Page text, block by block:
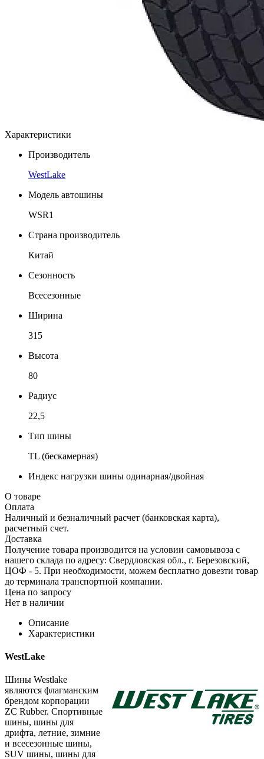
Характеристики
Производитель
WestLake
Модель автошины
WSR1
Страна производитель
Китай
Сезонность
Всесезонные
Ширина
315
Высота
80
Радиус
22,5
Тип шины
TL (бескамерная)
Индекс нагрузки шины одинарная/двойная
О товаре
Оплата
Наличный и безналичный расчет (банковская карта),
расчетный счет.
Доставка
Получение товара производится на условии самовывоза с
нашего склада по адресу: Свердловская обл., г. Березовский,
ЦОФ - 5. При необходимости, можем бесплатно довезти товар
до терминала транспортной компании.
Цена по запросу
Нет в наличии
Описание
Характеристики
WestLake
Шины Westlake
являются флагманским
брендом корпорации
ZC Rubber. Спортивные
шины, шины для
дрифта, летние, зимние
и всесезонные шины,
SUV шины, шины для